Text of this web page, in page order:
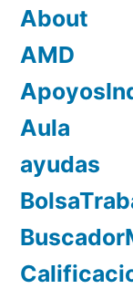
About
AMD
Aula
ayudas